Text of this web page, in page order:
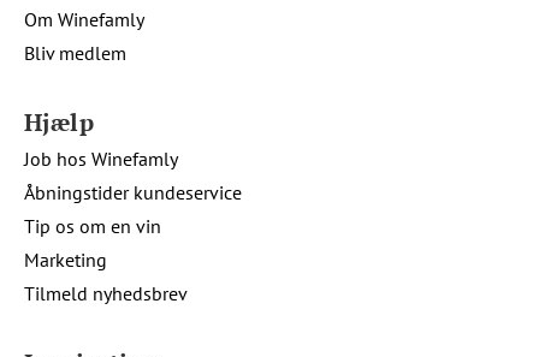
Om Winefamly
Bliv medlem
Hjælp
Job hos Winefamly
Åbningstider kundeservice
Tip os om en vin
Marketing
Tilmeld nyhedsbrev